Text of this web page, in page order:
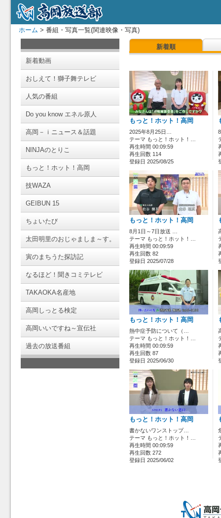
ホーム > 番組・写真一覧(関連映像・写真)
新着動画
おしえて！獅子舞テレビ
人気の番組
Do you know エネル原人
高岡－ｉニュース＆話題
NINJAのとりこ
もっと！ホット！高岡
技WAZA
GEIBUN 15
ちょいたび
太田明里のおじゃましま～す。
寅のまちうた探訪記
なるほど！聞きコミテレビ
TAKAOKA名産地
高岡しっとる検定
高岡いいですね～宣伝社
過去の放送番組
新着順
もっと！ホット！高岡
2025年8月25日…
テーマ もっと！ホット！…
再生時間 00:09:59
再生回数 114
登録日 2025/08/25
もっと！ホット！高岡
8月1日～7日放送 …
テーマ もっと！ホット！…
再生時間 00:09:59
再生回数 82
登録日 2025/07/28
もっと！ホット！高岡
熱中症予防について（…
テーマ もっと！ホット！…
再生時間 00:09:59
再生回数 87
登録日 2025/06/30
もっと！ホット！高岡
書かないワンストップ…
テーマ もっと！ホット！…
再生時間 00:09:59
再生回数 272
登録日 2025/06/02